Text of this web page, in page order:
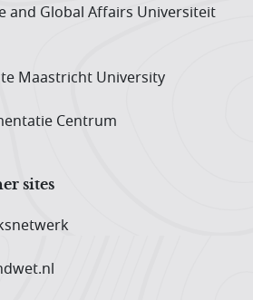
and Global Affairs Universiteit
Maastricht University
Centrum
sites